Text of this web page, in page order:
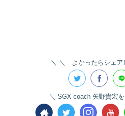
＼ よかったらシェ
SGX coach 矢野貴宏